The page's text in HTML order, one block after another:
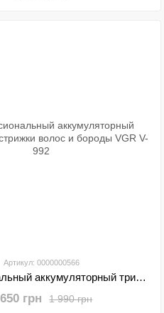
Артикул: 0000000566
Профессиональный аккумуляторный триммер для стрижки волос и бороды VGR V-992
1 990 грн
грн